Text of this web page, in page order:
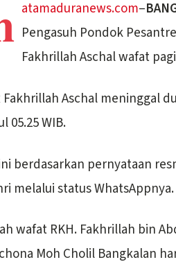
atamaduranews.com–
Pengasuh Pondok
Fakhrillah Aschal wafat
Fakhrillah Aschal meninggal
05.25 WIB.
berdasarkan pernyataan
melalui status WhatsAppnya.
wafat RKH. Fakhrillah bin
Moh Cholil Bangkalan